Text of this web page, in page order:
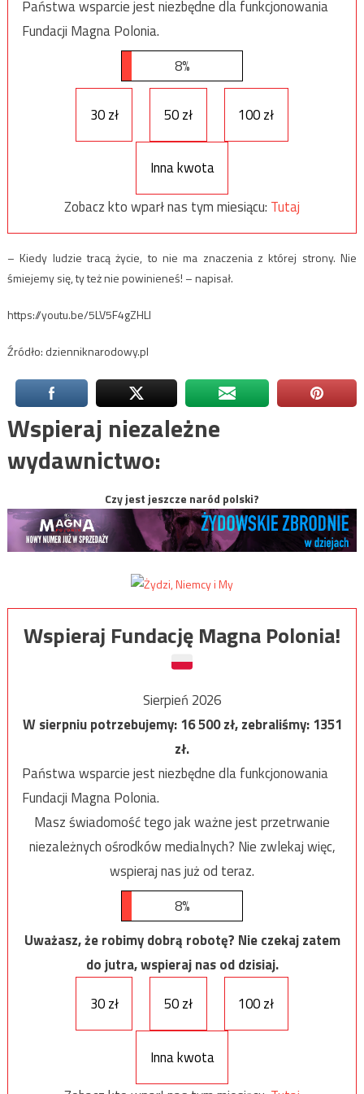
Państwa wsparcie jest niezbędne dla funkcjonowania
Fundacji Magna Polonia.
8%
30 zł 50 zł 100 zł
Inna kwota
Zobacz kto wparł nas tym miesiącu: Tutaj
– Kiedy ludzie tracą życie, to nie ma znaczenia z której strony. Nie
śmiejemy się, ty też nie powinieneś! – napisał.
https://youtu.be/5LV5F4gZHLI
Źródło: dzienniknarodowy.pl
Wspieraj niezależne
wydawnictwo:
Czy jest jeszcze naród polski?
Wspieraj Fundację Magna Polonia!
Sierpień 2026
W sierpniu potrzebujemy:16 500zł, zebraliśmy:1351
zł.
Państwa wsparcie jest niezbędne dla funkcjonowania
Fundacji Magna Polonia.
Masz świadomość tego jak ważne jest przetrwanie
niezależnych ośrodków medialnych? Nie zwlekaj więc,
wspieraj nas już od teraz.
8%
Uważasz, że robimy dobrą robotę? Nie czekaj zatem
do jutra, wspieraj nas od dzisiaj.
30 zł
50 zł 100 zł
Inna kwota